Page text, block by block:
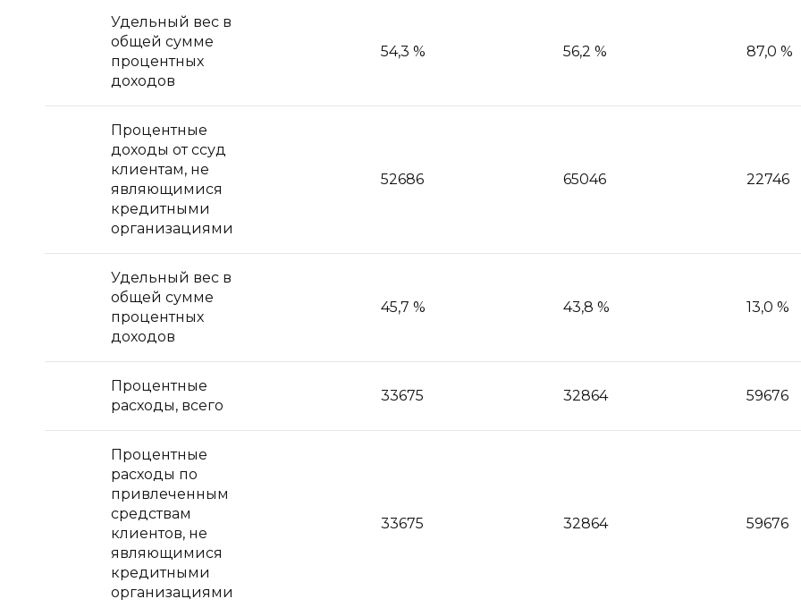
Удельный вес в
общей сумме
процентных
доходов
54,3 % 56,2 % 87,0 %
Процентные
доходы от ссуд
клиентам, не
являющимися
кредитными
организациями
52686 65046 22746
Удельный вес в
общей сумме
процентных
доходов
45,7 % 43,8 % 13,0 %
Процентные
расходы, всего
33675 32864 59676
Процентные
расходы по
привлеченным
средствам
клиентов, не
являющимися
кредитными
организациями
33675 32864 59676